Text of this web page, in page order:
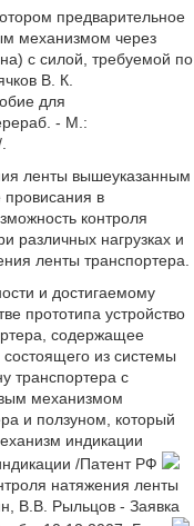
предварительное
механизмом через
с силой, требуемой по
В. К.
для
- М.:
ленты вышеуказанным
провисания в
контроля
различных нагрузках и
ленты транспортера.
и достигаемому
прототипа устройство
содержащее
из системы
транспортера с
механизмом
и ползуном, который
индикации
/Патент РФ
натяжения ленты
В.В. Рыльцов - Заявка